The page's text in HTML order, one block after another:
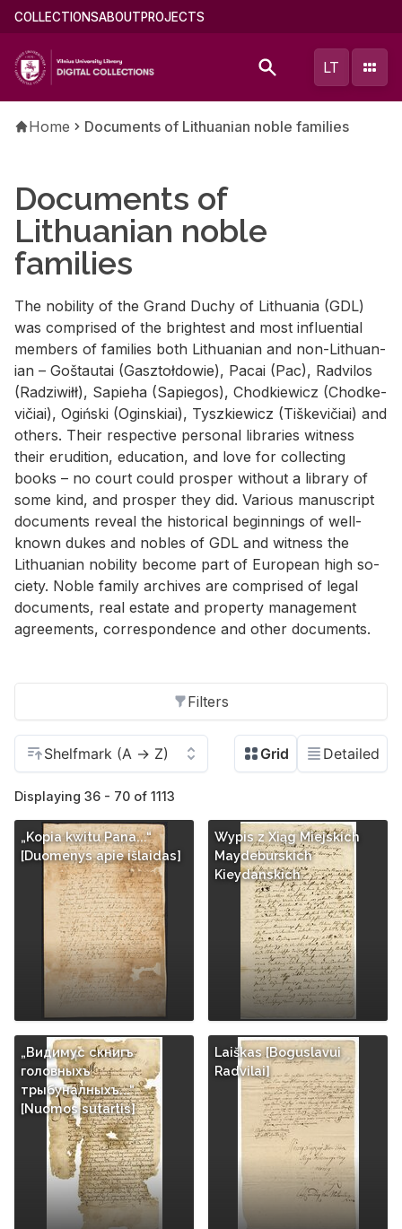
Skip
main
content
Main
(english)
COLLECTIONSABOUTPROJECTS
LT
Breadcrumb
Home Documents of Lithuanian noble families
Documents of
Lithuanian noble
families
The no­bil­ity of the Grand Duchy of Lithua­nia (GDL)
was com­prised of the bright­est and most in­flu­en­tial
mem­bers of fam­i­lies both Lithuan­ian and non-Lithuan­
ian – Goš­tau­tai (Gasz­toł­dowie), Pacai (Pac), Radvi­los
(Radzi­wiłł), Sapieha (Sapie­gos), Chod­kiewicz (Chod­ke­
vičiai), Ogiński (Ogin­skiai), Tyszkiewicz (Tiške­vičiai) and
oth­ers. Their re­spec­tive per­sonal li­braries wit­ness
their eru­di­tion, ed­u­ca­tion, and love for col­lect­ing
books – no court could pros­per with­out a li­brary of
some kind, and pros­per they did. Var­i­ous man­u­script
doc­u­ments re­veal the his­tor­i­cal be­gin­nings of well-
known dukes and no­bles of GDL and wit­ness the
Lithuan­ian no­bil­ity be­come part of Eu­ro­pean high so­
ci­ety. No­ble fam­ily archives are com­prised of le­gal
doc­u­ments, real es­tate and prop­erty man­age­ment
agree­ments, cor­re­spon­dence and other doc­u­ments.
Filters
Displaying 36 - 70 of 1113
„Kopia kwitu Pana...“
[Duomenys apie išlaidas]
Wypis z Xiąg Miejskich
Maydeburskich
Kieydanskich
„Видимус скнигъ
головныхъ
трыбуналныхъ...“
[Nuomos sutartis]
Laiškas [Boguslavui
Radvilai]